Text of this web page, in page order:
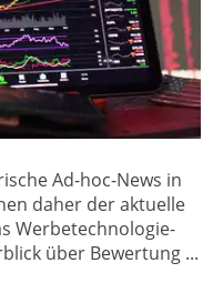
Ad-hoc-News in
daher der aktuelle
Werbetechnologie-
über Bewertung ...